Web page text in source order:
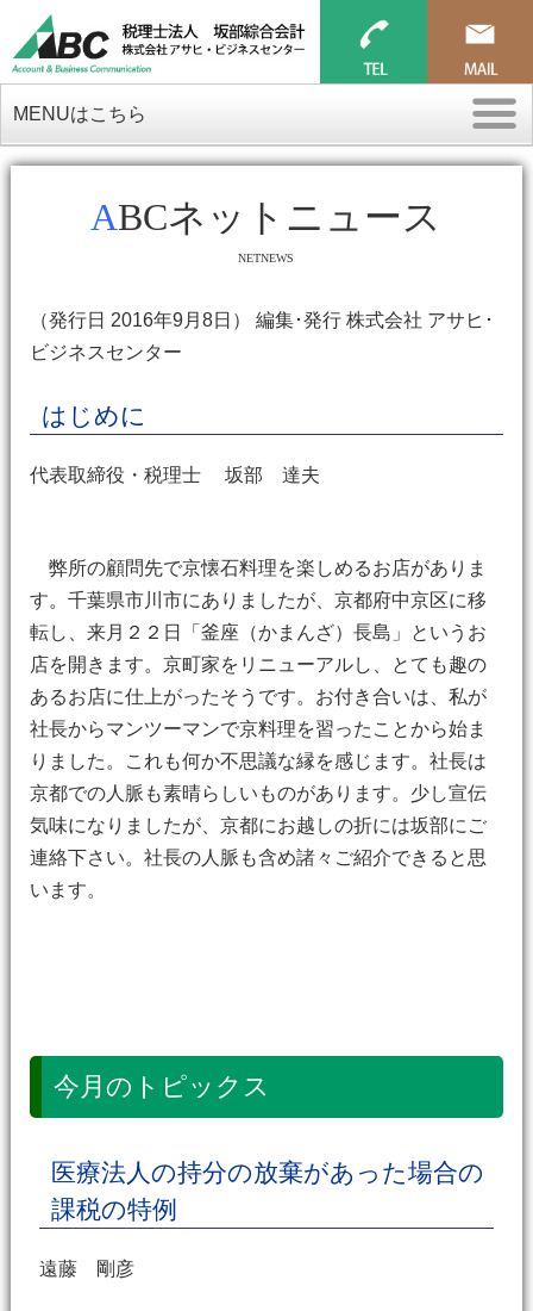
MENUはこちら
ABCネットニュース
NETNEWS
（発行日 2016年9月8日） 編集･発行 株式会社 アサヒ･
ビジネスセンター
はじめに
代表取締役・税理士 坂部 達夫
弊所の顧問先で京懐石料理を楽しめるお店がありま
す。千葉県市川市にありましたが、京都府中京区に移
転し、来月２２日「釜座（かまんざ）長島」というお
店を開きます。京町家をリニューアルし、とても趣の
あるお店に仕上がったそうです。お付き合いは、私が
社長からマンツーマンで京料理を習ったことから始ま
りました。これも何か不思議な縁を感じます。社長は
京都での人脈も素晴らしいものがあります。少し宣伝
気味になりましたが、京都にお越しの折には坂部にご
連絡下さい。社長の人脈も含め諸々ご紹介できると思
います。
今月のトピックス
医療法人の持分の放棄があった場合の
課税の特例
遠藤 剛彦